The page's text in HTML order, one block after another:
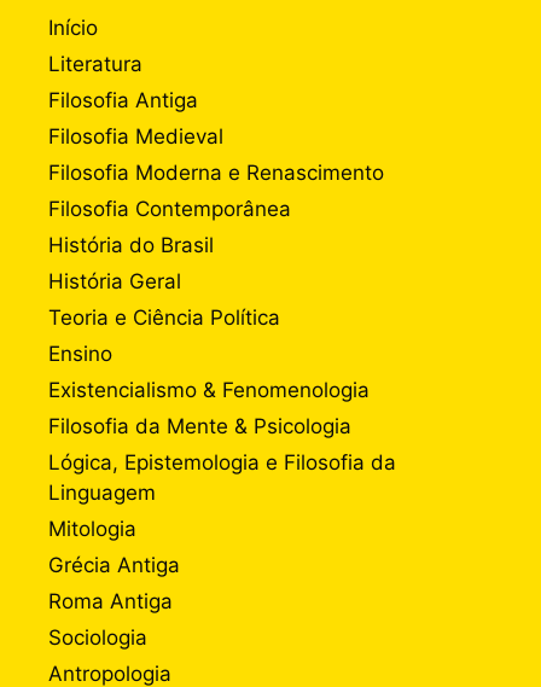
Início
Literatura
Filosofia Antiga
Filosofia Medieval
Filosofia Moderna e Renascimento
Filosofia Contemporânea
História do Brasil
História Geral
Teoria e Ciência Política
Ensino
Existencialismo & Fenomenologia
Filosofia da Mente & Psicologia
Lógica, Epistemologia e Filosofia da
Linguagem
Mitologia
Grécia Antiga
Roma Antiga
Sociologia
Antropologia